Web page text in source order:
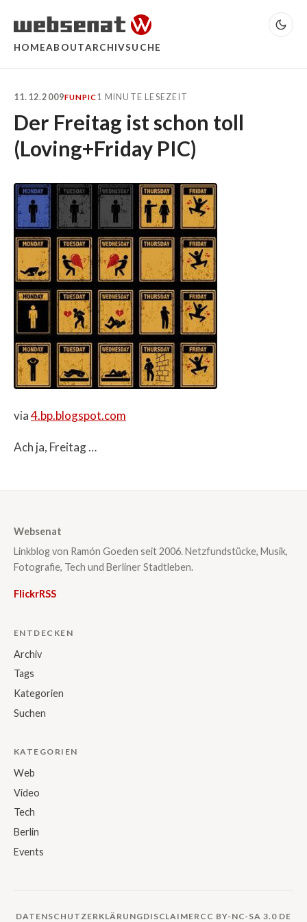
HOMEABOUTARCHIVSUCHE
11.12.2009FUNPIC1 MINUTE LESEZEIT
Der Freitag ist schon toll
(Loving+Friday PIC)
via4.bp.blogspot.com
Ach ja, Freitag …
Websenat
Linkblog von Ramón Goeden seit 2006. Netzfundstücke, Musik,
Fotografie, Tech und Berliner Stadtleben.
FlickrRSS
ENTDECKEN
Archiv
Tags
Kategorien
Suchen
KATEGORIEN
Web
Video
Tech
Berlin
Events
DATENSCHUTZERKLÄRUNGDISCLAIMERCC BY-NC-SA 3.0 DE